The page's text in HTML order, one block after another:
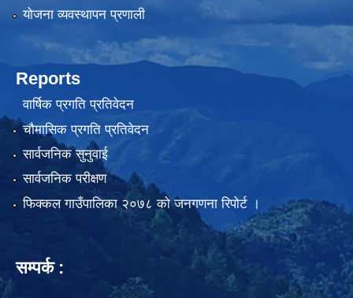
योजना व्यवस्थापन प्रणाली
Reports
वार्षिक प्रगति प्रतिवेदन
चौमासिक प्रगति प्रतिवेदन
सार्वजनिक सुनुवाई
सार्वजनिक परीक्षण
फिक्कल गाउँपालिका २०७८ को जनगणना रिपोर्ट ।
सम्पर्क :